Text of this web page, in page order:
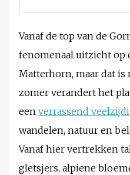
Vanaf de top van de
fenomenaal uitzicht op
Matterhorn, maar dat is
zomer verandert het
een verrassend
wandelen, natuur en
Vanaf hier vertrekken
gletsjers, alpiene